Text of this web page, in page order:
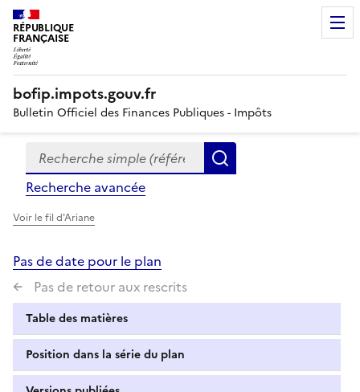
RÉPUBLIQUE
FRANÇAISE
bofip.impots.gouv.fr
Bulletin Officiel des Finances Publiques - Impôts
Formulaire
de
recherche
Recherche simple (références, mots clés, partie du
Recherche avancée
Voir le fil d'Ariane
Pas de date pour le plan
Pas de retour aux rescrits
Table des matières
Position dans la série du plan